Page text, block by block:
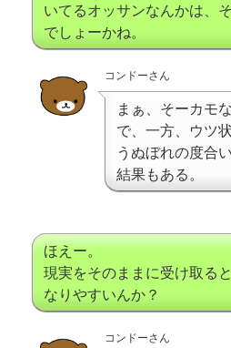
いてるオッサンなんかは、
でしょーかね。
コンドーさん
まぁ、そーカモな
で、一方、ウツ
うぬぼれの度合
結果もある。
ほえー。
現実をそのままに受け取る
なりやすいんか？
コンドーさん